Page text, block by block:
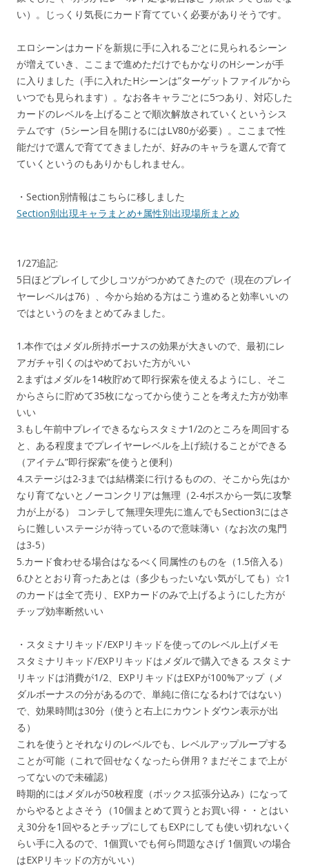
い）。じっくり気長にカード育てていく必要がありそうです。
エロシーンはカードを新規に手に入れるごとに見られるシーン
が増えていき、ここまで進めただけでもかなりのHシーンが手
に入りました（手に入れたHシーンは”ターゲットファイル”から
いつでも見られます）。なお各キャラごとに5つあり、対応した
カードのレベルを上げることで順次解放されていくというシス
テムです（5シーン目を開けるにはLV80が必要）。ここまで性
能だけで選んで育ててきましたが、好みのキャラを選んで育て
ていくというのもありかもしれません。
・Section別情報はこちらに移しました
Section別出現キャラまとめ+属性別出現場所まとめ
1/27追記:
5日ほどプレイして少しコツがつかめてきたので（現在のプレイ
ヤーレベルは76）、今から始める方はこう進めると効率いいの
ではというのをまとめてみました。
1.本作ではメダル所持ボーナスの効果が大きいので、最初にレ
アガチャ引くのはやめておいた方がいい
2.まずはメダルを14枚貯めて即行探索を使えるようにし、そこ
からさらに貯めて35枚になってから使うことを考えた方が効率
いい
3.もし午前中プレイできるならスタミナ1/2のところを周回する
と、ある程度までプレイヤーレベルを上げ続けることができる
（アイテム”即行探索”を使うと便利）
4.ステージは2-3までは結構楽に行けるものの、そこから先はか
なり育てないとノーコンクリアは無理（2-4ボスから一気に攻撃
力が上がる） コンテして無理矢理先に進んでもSection3にはさ
らに難しいステージが待っているので意味薄い（なお次の鬼門
は3-5）
5.カード食わせる場合はなるべく同属性のものを（1.5倍入る）
6.ひととおり育ったあとは（多少もったいない気がしても）☆1
のカードは全て売り、EXPカードのみで上げるようにした方が
チップ効率断然いい
・スタミナリキッド/EXPリキッドを使ってのレベル上げメモ
スタミナリキッド/EXPリキッドはメダルで購入できる スタミナ
リキッドは消費が1/2、EXPリキッドはEXPが100%アップ（メ
ダルボーナスの分があるので、単純に倍になるわけではない）
で、効果時間は30分（使うと右上にカウントダウン表示が出
る）
これを使うとそれなりのレベルでも、レベルアップループする
ことが可能（これで回せなくなったら併用？まだそこまで上が
ってないので未確認）
時期的にはメダルが50枚程度（ボックス拡張分込み）になって
からやるとよさそう（10個まとめて買うとお買い得・・とはい
え30分を1回やるとチップにしてもEXPにしても使い切れないく
らい手に入るので、1個買いでも何ら問題なさげ 1個買いの場合
はEXPリキッドの方がいい）